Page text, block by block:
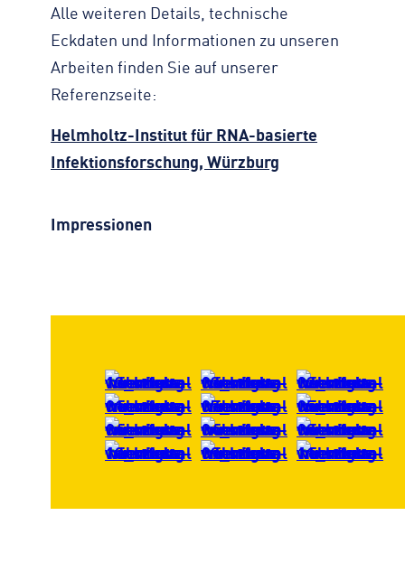
Alle weiteren Details, technische
Eckdaten und Informationen zu unseren
Arbeiten finden Sie auf unserer
Referenzseite:
Helmholtz-Institut für RNA-basierte
Infektionsforschung, Würzburg
Impressionen